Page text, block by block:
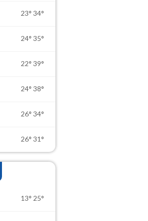
23° 34°
24° 35°
22° 39°
24° 38°
26° 34°
26° 31°
13° 25°